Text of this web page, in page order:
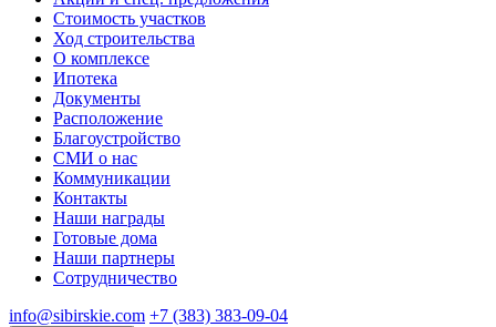
Стоимость участков
Ход строительства
О комплексе
Ипотека
Документы
Расположение
Благоустройство
СМИ о нас
Коммуникации
Контакты
Наши награды
Готовые дома
Наши партнеры
Сотрудничество
info@sibirskie.com +7 (383) 383-09-04